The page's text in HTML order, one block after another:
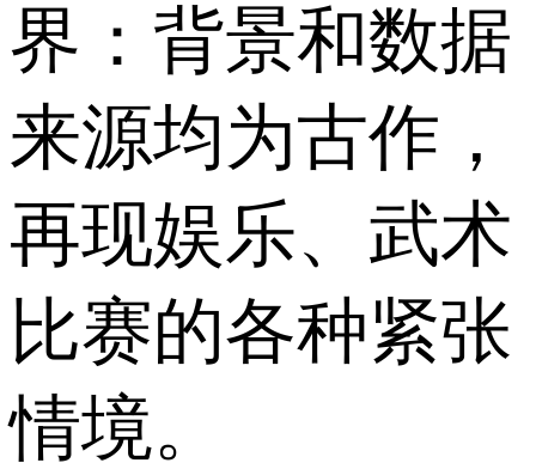
界：背景和数据
来源均为古作，
再现娱乐、武术
比赛的各种紧张
情境。